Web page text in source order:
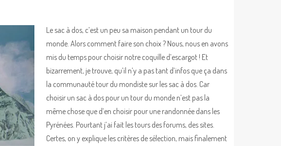
Le sac à dos, c’est un peu sa maison pendant un tour du
monde. Alors comment faire son choix ? Nous, nous en avons
mis du temps pour choisir notre coquille d’escargot ! Et
bizarrement, je trouve, qu’il n’y a pas tant d’infos que ça dans
la communauté tour du mondiste sur les sac à dos. Car
choisir un sac à dos pour un tour du monde n’est pas la
même chose que d’en choisir pour une randonnée dans les
Pyrénées. Pourtant j’ai fait les tours des forums, des sites.
Certes, on y explique les critères de sélection, mais finalement